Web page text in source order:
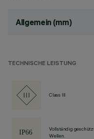
Allgemein (mm)
TECHNISCHE LEISTUNG
Class III
Vollständig
Wellen.